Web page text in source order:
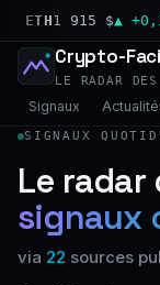
1 915 $▲ +0,1 %
Crypto-
LE RADAR
Signaux
SIGNAUX
Le radar
signaux
via 22 sources